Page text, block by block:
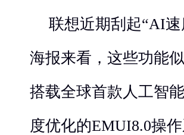
联想近期刮起“AI
海报来看，这些功能
搭载全球首款人工智
度优化的EMUI8.0操